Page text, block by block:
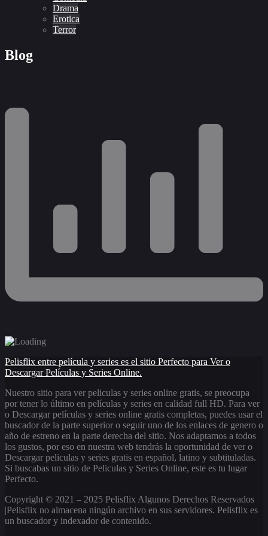
Drama
Erotica
Terror
Blog
Pelisflix entre película y series es el sitio Perfecto para Ver o
Descargar Películas y Series Online.
Nuestro sitio para ver peliculas y series online gratis, se preocupa
por tener lo último en películas y series en calidad full HD. Para ver
o Descargar películas y series online gratis completas, puedes usar el
buscador de la parte superior o seguir uno de los enlaces de genero o
año de estreno en la parte derecha del sitio. Nos adaptamos a todos
los gustos, por eso en nuestra web tendrás la oportunidad de ver o
Descargar peliculas y series gratis en español, latino y subtituladas.
Si buscabas un sitio de Peliculas y Series Online, este es tu lugar
Perfecto.
Copyright © 2021 – 2025 Pelisflix Algunos Derechos Reservados
|Pelisflix no almacena ningún archivo en sus servidores. Pelisflix es
un buscador y indexador de contenido.